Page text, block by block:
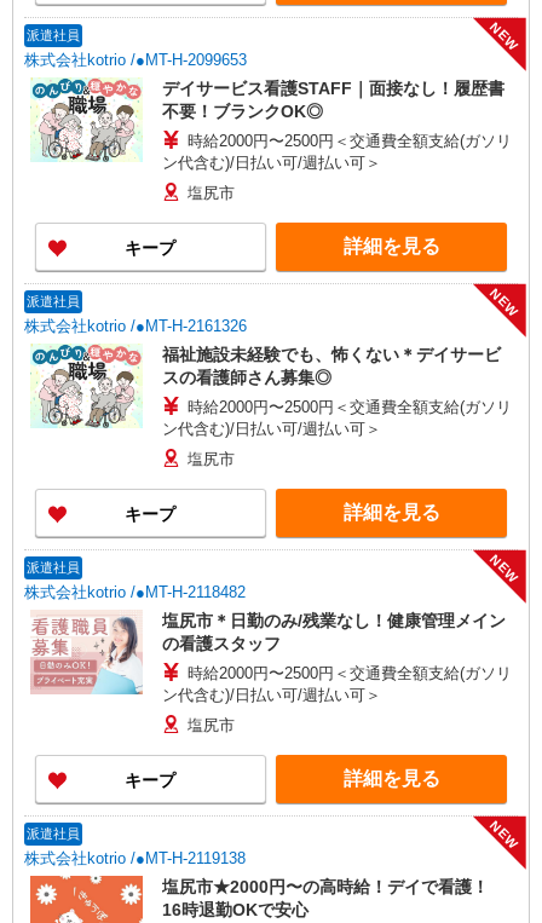
派遣社員
株式会社kotrio /●MT-H-2099653
NEW
デイサービス看護STAFF｜面接なし！履歴書
不要！ブランクOK◎
時給2000円〜2500円＜交通費全額支給(ガソリ
ン代含む)/日払い可/週払い可＞
塩尻市
キープ 詳細を見る
派遣社員
株式会社kotrio /●MT-H-2161326
NEW
福祉施設未経験でも、怖くない＊デイサービ
スの看護師さん募集◎
時給2000円〜2500円＜交通費全額支給(ガソリ
ン代含む)/日払い可/週払い可＞
塩尻市
キープ 詳細を見る
派遣社員
株式会社kotrio /●MT-H-2118482
NEW
塩尻市＊日勤のみ/残業なし！健康管理メイン
の看護スタッフ
時給2000円〜2500円＜交通費全額支給(ガソリ
ン代含む)/日払い可/週払い可＞
塩尻市
キープ 詳細を見る
派遣社員
株式会社kotrio /●MT-H-2119138
NEW
塩尻市★2000円〜の高時給！デイで看護！
16時退勤OKで安心